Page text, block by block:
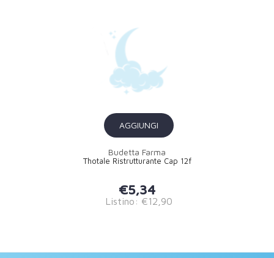
AGGIUNGI
Budetta Farma
Thotale Ristrutturante Cap 12f
€5,34
Listino: €12,90